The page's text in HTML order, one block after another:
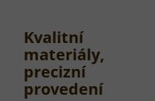
Kvalitní
materiály,
precizní
provedení